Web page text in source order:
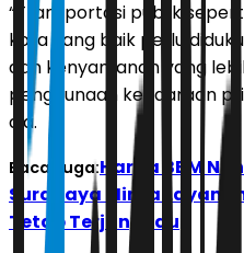
“Transportasi publik
kota yang baik perlu
dan kenyamanan yang
penggunaan kendaraan
dia.
Baca Juga:Harga BBM
Surabaya Minta
Tetap Terjangkau